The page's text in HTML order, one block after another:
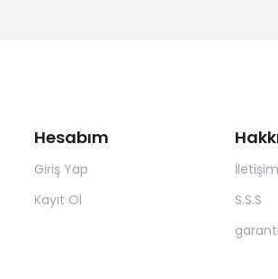
Hesabım
Giriş Yap
Kayıt Ol
İletişim
S.S.S